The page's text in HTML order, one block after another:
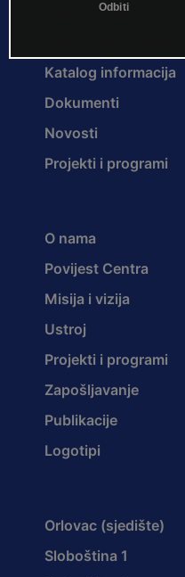
Odbiti
Transformacija
Katalog informacija
Dokumenti
Novosti
Projekti i programi
O nama
Povijest Centra
Misija i vizija
Ustroj
Projekti i programi
Zapošljavanje
Publikacije
Logotipi
Orlovac (sjedište)
Sloboština 1